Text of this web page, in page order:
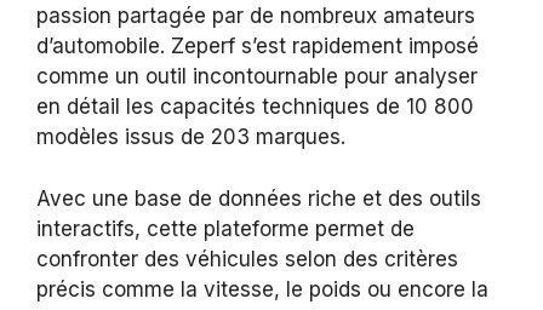
passion partagée par de nombreux amateurs
d’automobile. Zeperf s’est rapidement imposé
comme un outil incontournable pour analyser
en détail les capacités techniques de 10 800
modèles issus de 203 marques.
Avec une base de données riche et des outils
interactifs, cette plateforme permet de
confronter des véhicules selon des critères
précis comme la vitesse, le poids ou encore la